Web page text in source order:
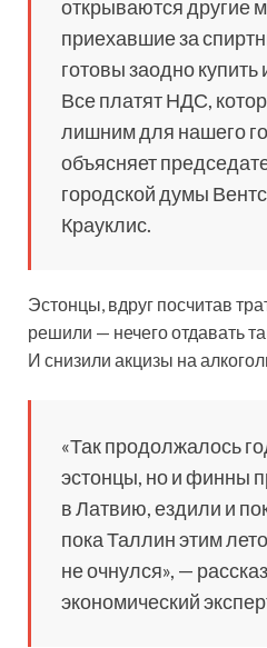
открываются другие
приехавшие за
готовы заодно купить
Все платят НДС,
лишним для нашего
объясняет
городской думы
Крауклис.
Эстонцы, вдруг посчитав
решили — нечего отдавать
И снизили акцизы на
«Так продолжалось
эстонцы, но и финны
в Латвию, ездили и
пока Таллин этим
не очнулся», —
экономический